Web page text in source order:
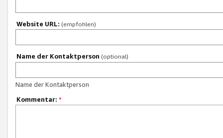
Website URL: (empfohlen)
Name der Kontaktperson (optional)
Name der Kontaktperson
Kommentar: *